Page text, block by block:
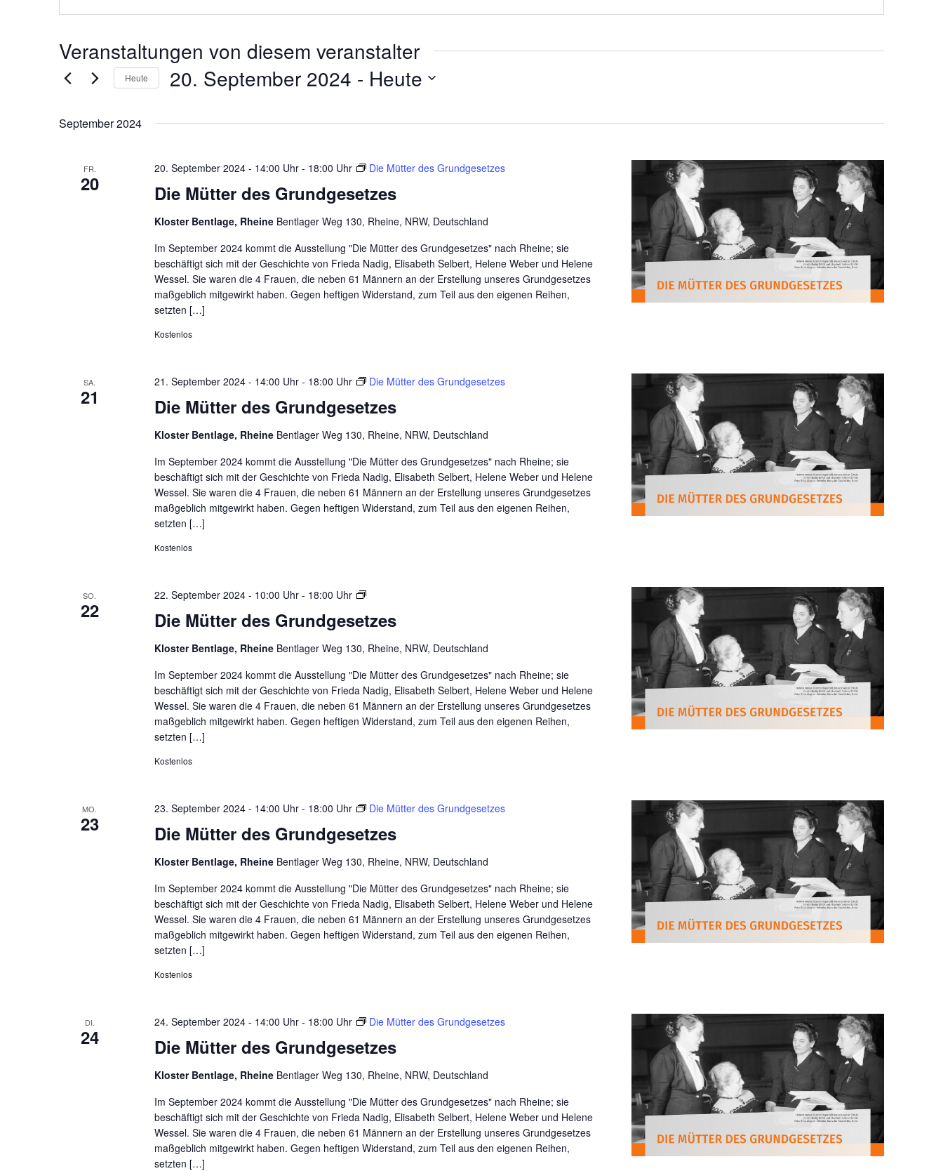
Veranstaltungen von diesem veranstalter
Heute 20. September 2024 - Heute
wählen.
September 2024
FR.
20 Die Mütter des Grundgesetzes
20. September 2024 - 14:00 Uhr- 18:00 Uhr Die Mütter des Grundgesetzes
Kloster Bentlage, Rheine Bentlager Weg 130, Rheine, NRW, Deutschland
Im September 2024 kommt die Ausstellung "Die Mütter des Grundgesetzes" nach Rheine; sie
beschäftigt sich mit der Geschichte von Frieda Nadig, Elisabeth Selbert, Helene Weber und Helene
Wessel. Sie waren die 4 Frauen, die neben 61 Männern an der Erstellung unseres Grundgesetzes
maßgeblich mitgewirkt haben. Gegen heftigen Widerstand, zum Teil aus den eigenen Reihen,
setzten […]
Kostenlos
SA.
21 Die Mütter des Grundgesetzes
21. September 2024 - 14:00 Uhr- 18:00 Uhr Die Mütter des Grundgesetzes
Kloster Bentlage, Rheine Bentlager Weg 130, Rheine, NRW, Deutschland
Im September 2024 kommt die Ausstellung "Die Mütter des Grundgesetzes" nach Rheine; sie
beschäftigt sich mit der Geschichte von Frieda Nadig, Elisabeth Selbert, Helene Weber und Helene
Wessel. Sie waren die 4 Frauen, die neben 61 Männern an der Erstellung unseres Grundgesetzes
maßgeblich mitgewirkt haben. Gegen heftigen Widerstand, zum Teil aus den eigenen Reihen,
setzten […]
Kostenlos
SO.
22 Die Mütter des Grundgesetzes
22. September 2024 - 10:00 Uhr- 18:00 Uhr
Die
des
Kloster Bentlage, Rheine Bentlager Weg 130, Rheine, NRW, Deutschland
Im September 2024 kommt die Ausstellung "Die Mütter des Grundgesetzes" nach Rheine; sie
beschäftigt sich mit der Geschichte von Frieda Nadig, Elisabeth Selbert, Helene Weber und Helene
Wessel. Sie waren die 4 Frauen, die neben 61 Männern an der Erstellung unseres Grundgesetzes
maßgeblich mitgewirkt haben. Gegen heftigen Widerstand, zum Teil aus den eigenen Reihen,
setzten […]
Kostenlos
MO.
23 Die Mütter des Grundgesetzes
23. September 2024 - 14:00 Uhr- 18:00 Uhr Die Mütter des Grundgesetzes
Kloster Bentlage, Rheine Bentlager Weg 130, Rheine, NRW, Deutschland
Im September 2024 kommt die Ausstellung "Die Mütter des Grundgesetzes" nach Rheine; sie
beschäftigt sich mit der Geschichte von Frieda Nadig, Elisabeth Selbert, Helene Weber und Helene
Wessel. Sie waren die 4 Frauen, die neben 61 Männern an der Erstellung unseres Grundgesetzes
maßgeblich mitgewirkt haben. Gegen heftigen Widerstand, zum Teil aus den eigenen Reihen,
setzten […]
Kostenlos
DI.
24 Die Mütter des Grundgesetzes
24. September 2024 - 14:00 Uhr- 18:00 Uhr Die Mütter des Grundgesetzes
Kloster Bentlage, Rheine Bentlager Weg 130, Rheine, NRW, Deutschland
Im September 2024 kommt die Ausstellung "Die Mütter des Grundgesetzes" nach Rheine; sie
beschäftigt sich mit der Geschichte von Frieda Nadig, Elisabeth Selbert, Helene Weber und Helene
Wessel. Sie waren die 4 Frauen, die neben 61 Männern an der Erstellung unseres Grundgesetzes
maßgeblich mitgewirkt haben. Gegen heftigen Widerstand, zum Teil aus den eigenen Reihen,
setzten […]